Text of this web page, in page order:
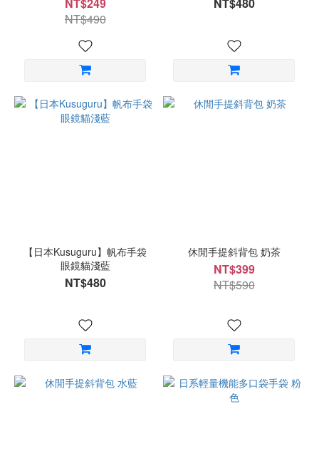
NT$490
【日本Kusuguru】帆布手袋
眼鏡貓淺藍
NT$480
休閒手提斜背包 奶茶
NT$399
NT$590